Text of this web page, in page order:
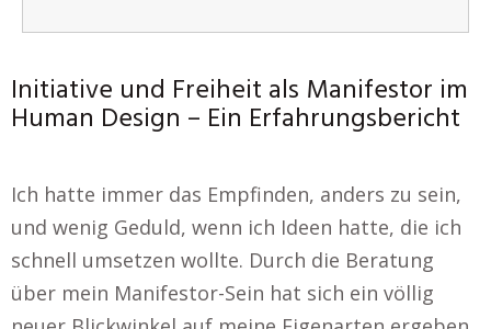
Initiative und Freiheit als Manifestor im
Human Design – Ein Erfahrungsbericht
Ich hatte immer das Empfinden, anders zu sein,
und wenig Geduld, wenn ich Ideen hatte, die ich
schnell umsetzen wollte. Durch die Beratung
über mein Manifestor-Sein hat sich ein völlig